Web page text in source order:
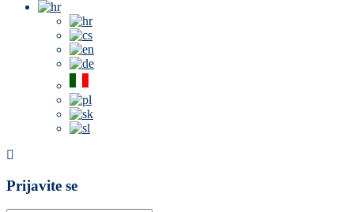
Prijavite se